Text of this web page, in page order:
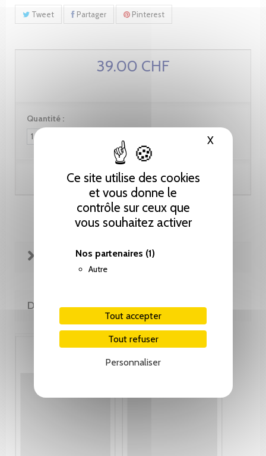
Ce site utilise des cookies
et vous donne le
contrôle sur ceux que
vous souhaitez activer
Nos partenaires (1)
Autre
Tout accepter
Tout refuser
Personnaliser
XMasquer
Tweet Partager Pinterest
39.00 CHF
Quantité :
Ajouter au panier
FICHE TECHNIQUE
DE LA MÊME COLLECTION